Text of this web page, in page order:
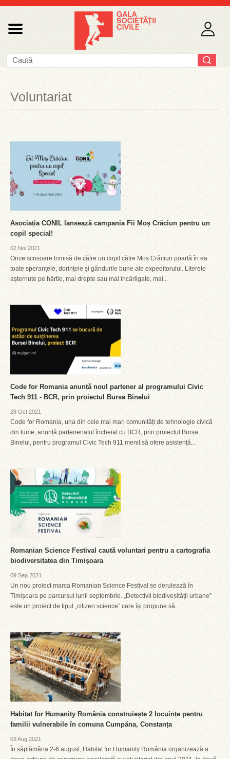
Voluntariat
Asociația CONIL lansează campania Fii Moș Crăciun pentru un
copil special!
02 Noi 2021
Orice scrisoare trimisă de către un copil către Moș Crăciun poartă în ea
toate speranțele, dorințele și gândurile bune ale expeditorului. Literele
așternute pe hârtie, mai drepte sau mai încârligate, mai...
Code for Romania anunță noul partener al programului Civic
Tech 911 - BCR, prin proiectul Bursa Binelui
28 Oct 2021
Code for Romania, una din cele mai mari comunități de tehnologie civică
din lume, anunță parteneriatul încheiat cu BCR, prin proiectul Bursa
Binelui, pentru programul Civic Tech 911 menit să ofere asistență...
Romanian Science Festival caută voluntari pentru a cartografia
biodiversitatea din Timișoara
09 Sep 2021
Un nou proiect marca Romanian Science Festival se derulează în
Timișoara pe parcursul lunii septembrie. „Detectivii biodivesității urbane”
este un proiect de tipul „citizen science” care își propune să...
Habitat for Humanity România construiește 2 locuințe pentru
familii vulnerabile în comuna Cumpăna, Constanța
03 Aug 2021
În săptămâna 2-6 august, Habitat for Humanity România organizează a